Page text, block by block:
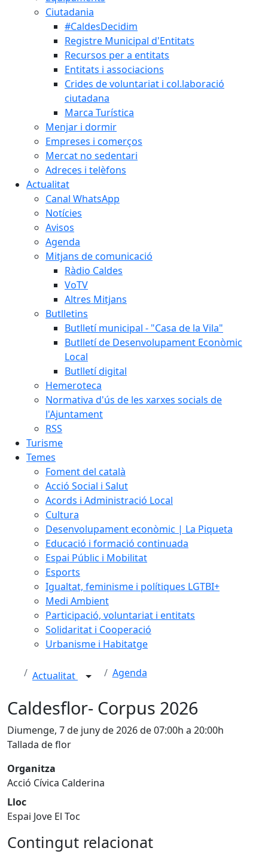
Ciutadania
#CaldesDecidim
Registre Municipal d'Entitats
Recursos per a entitats
Entitats i associacions
Crides de voluntariat i col.laboració
ciutadana
Marca Turística
Menjar i dormir
Empreses i comerços
Mercat no sedentari
Adreces i telèfons
Actualitat
Canal WhatsApp
Notícies
Avisos
Agenda
Mitjans de comunicació
Ràdio Caldes
VoTV
Altres Mitjans
Butlletins
Butlletí municipal - "Casa de la Vila"
Butlletí de Desenvolupament Econòmic
Local
Butlletí digital
Hemeroteca
Normativa d'ús de les xarxes socials de
l'Ajuntament
RSS
Turisme
Temes
Foment del català
Acció Social i Salut
Acords i Administració Local
Cultura
Desenvolupament econòmic | La Piqueta
Educació i formació continuada
Espai Públic i Mobilitat
Esports
Igualtat, feminisme i polítiques LGTBI+
Medi Ambient
Participació, voluntariat i entitats
Solidaritat i Cooperació
Urbanisme i Habitatge
Actualitat Agenda
Caldesflor- Corpus 2026
Diumenge, 7 de juny de 2026 de 07:00h a 20:00h
Tallada de flor
Organitza
Acció Cívica Calderina
Lloc
Espai Jove El Toc
Contingut relacionat